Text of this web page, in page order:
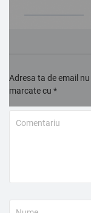
Adresa ta de email
marcate cu *